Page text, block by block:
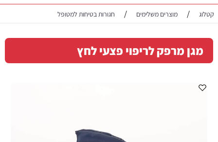
קטלוג / מוצרים משלימים / חגורות בטיחות למטופל
מגן מרפק לריפוי פצעי לחץ